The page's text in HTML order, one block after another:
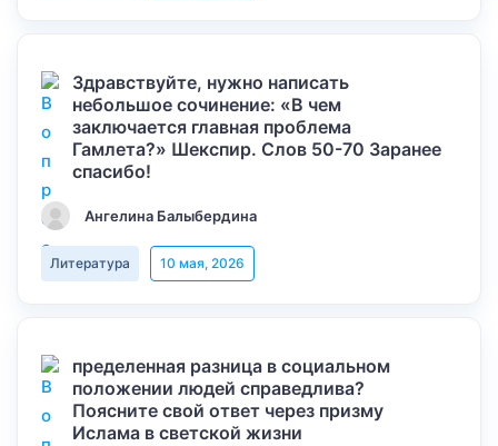
Здравствуйте, нужно написать
небольшое сочинение: «В чем
заключается главная проблема
Гамлета?» Шекспир. Слов 50-70 Заранее
спасибо!
Ангелина Балыбердина
Литература 10 мая, 2026
пределенная разница в социальном
положении людей справедлива?
Поясните свой ответ через призму
Ислама в светской жизни